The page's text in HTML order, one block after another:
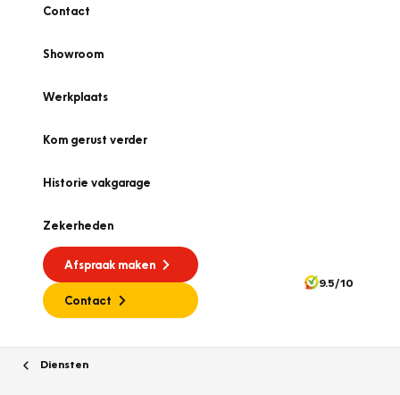
Contact
Showroom
Werkplaats
Kom gerust verder
Historie vakgarage
Zekerheden
Afspraak maken
Contact
9.5/10
Diensten